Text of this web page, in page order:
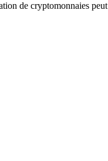
de cryptomonnaies peut